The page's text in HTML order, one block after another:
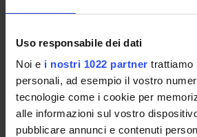
Uso responsabile dei dati
Noi e i nostri 1022 partner trattiamo
personali, ad esempio il vostro
tecnologie come i cookie per
alle informazioni sul vostro
pubblicare annunci e contenuti
Contatti
Persone
Luoghi
Calendario